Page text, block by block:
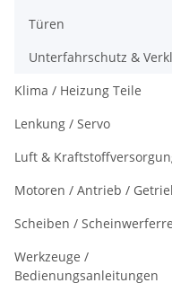
Türen
Unterfahrschutz &
Klima / Heizung Teile
Lenkung / Servo
Luft &
Motoren / Antrieb /
Scheiben /
Werkzeuge /
Bedienungsanleitungen